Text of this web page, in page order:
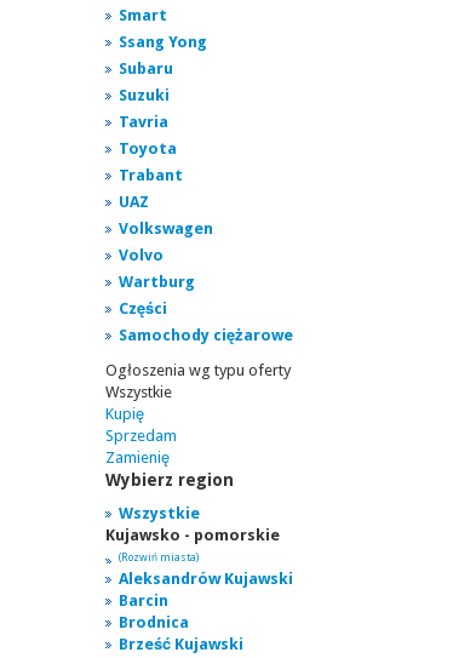
Smart
Ssang Yong
Subaru
Suzuki
Tavria
Toyota
Trabant
UAZ
Volkswagen
Volvo
Wartburg
Części
Samochody ciężarowe
Ogłoszenia wg typu oferty
Wszystkie
Kupię
Sprzedam
Zamienię
Wybierz region
Wszystkie
Kujawsko - pomorskie
(Rozwiń miasta)
Aleksandrów Kujawski
Barcin
Brodnica
Brześć Kujawski